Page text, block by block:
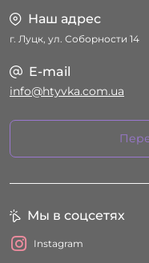
Наш адрес
г. Луцк, ул. Соборности 14
E-mail
info@htyvka.com.ua
Мы в соцсетях
Instagram